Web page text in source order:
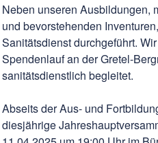
Neben unseren Ausbildungen,
und bevorstehenden
Sanitätsdienst durchgeführt.
Spendenlauf an der Gretel-
sanitätsdienstlich begleitet.
Abseits der Aus- und
diesjährige